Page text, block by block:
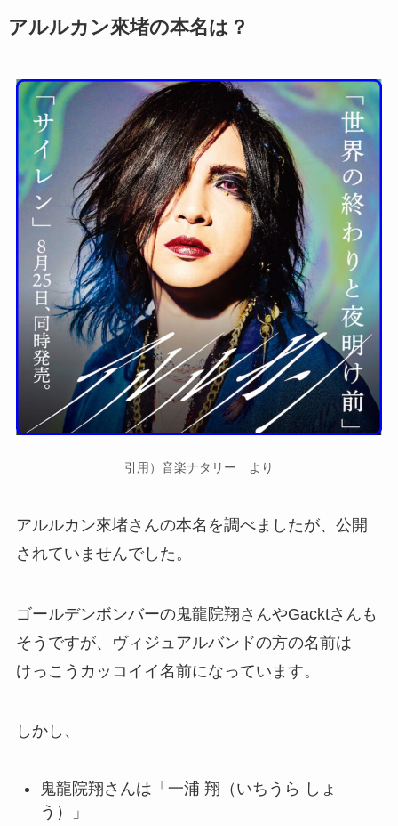
アルルカン來堵の本名は？
引用）音楽ナタリー より
アルルカン來堵さんの本名を調べましたが、公開
されていませんでした。
ゴールデンボンバーの鬼龍院翔さんやGacktさんも
そうですが、ヴィジュアルバンドの方の名前は
けっこうカッコイイ名前になっています。
しかし、
鬼龍院翔さんは「一浦 翔（いちうら しょ
う）」